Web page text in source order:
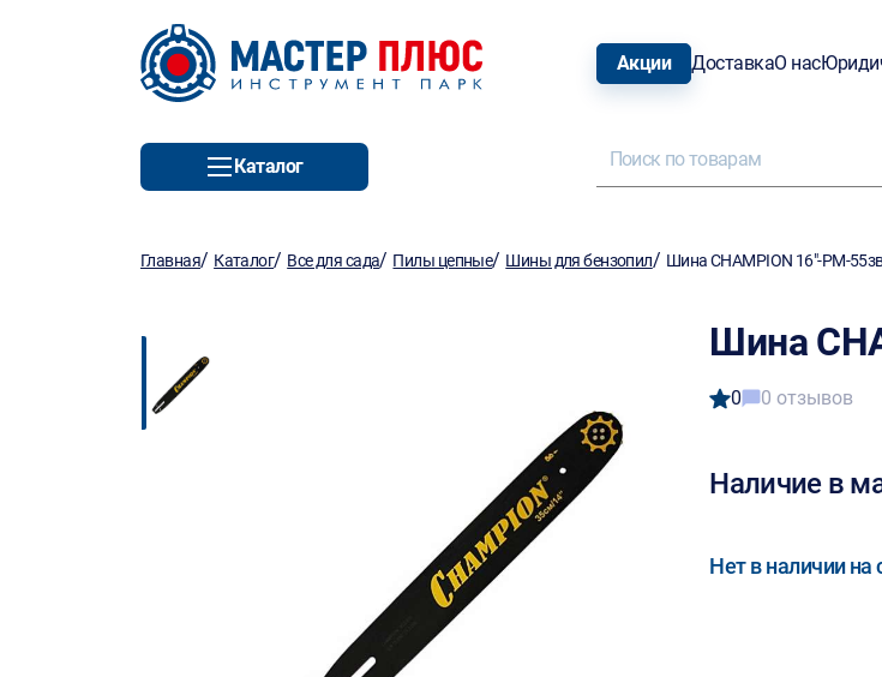
Акции ДоставкаО нас
Каталог
Главная/ Каталог/ Все для сада/ Пилы цепные/ Шины для бензопил/ Шина CHAMPION 16"-PM-
Шина
0 0 отзывов
Наличие в
Нет в наличии на